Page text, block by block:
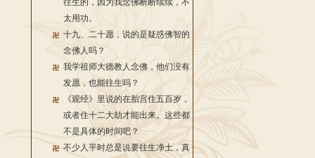
往生的，因为我念佛断断续续，不
太用功。
十九、二十愿，说的是疑惑佛智的
念佛人吗？
我学祖师大德教人念佛，他们没有
发愿，也能往生吗？
《观经》里说的在胎宫住五百岁，
或者住十二大劫才能出来。这些都
不是具体的时间吧？
不少人平时总是说要往生净土，真